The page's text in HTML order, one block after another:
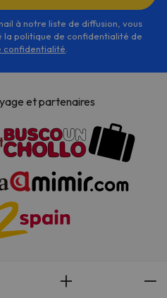
à notre liste de diffusion, vous
la politique de confidentialité de
confidentialité
et partenaires